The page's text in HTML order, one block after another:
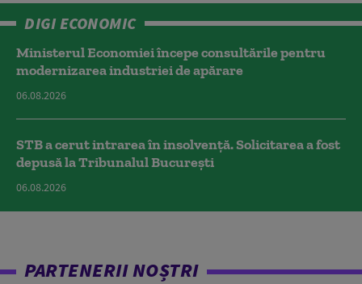
DIGI ECONOMIC
Ministerul Economiei începe consultările pentru
modernizarea industriei de apărare
06.08.2026
STB a cerut intrarea în insolvență. Solicitarea a fost
depusă la Tribunalul București
06.08.2026
PARTENERII NOȘTRI